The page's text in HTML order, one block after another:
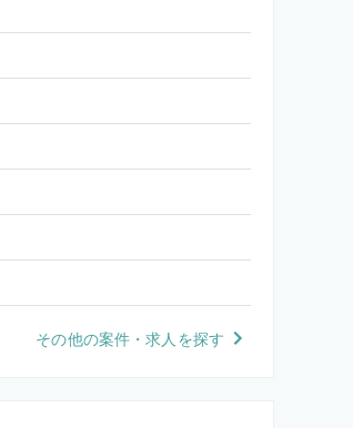
その他の案件・求人を探す